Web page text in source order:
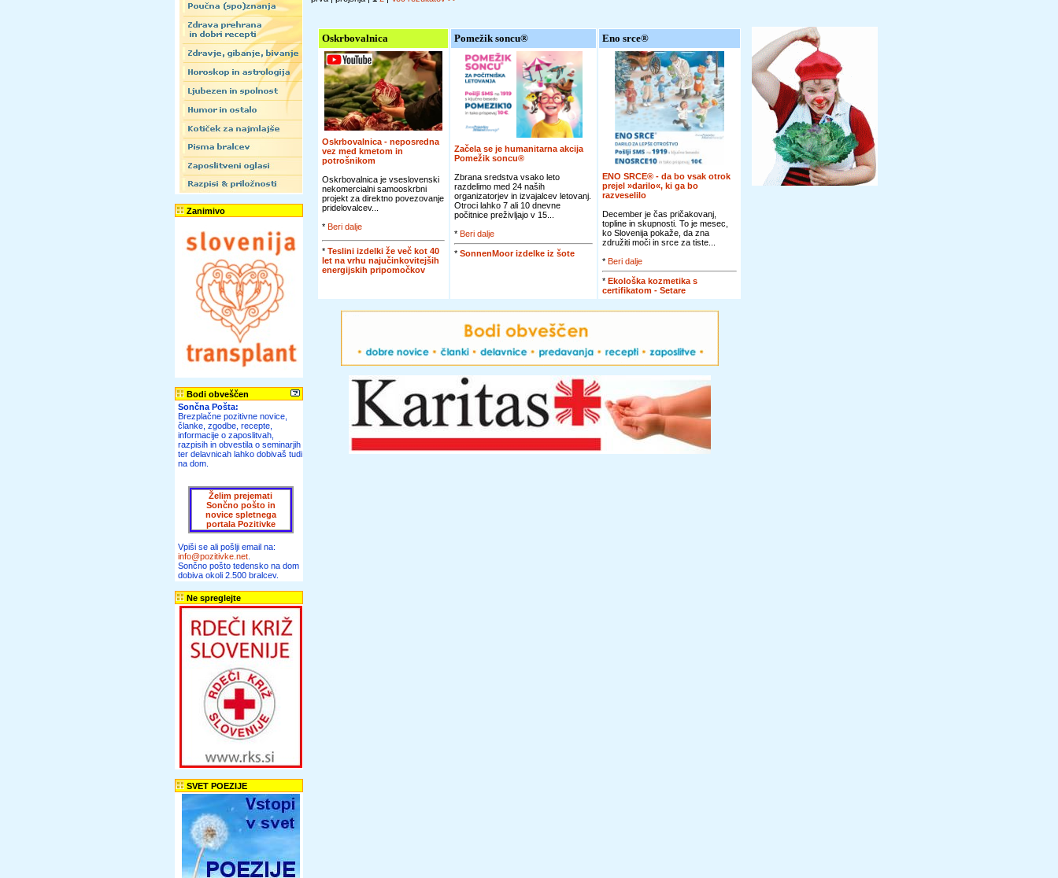
Zanimivo
Bodi obveščen
Sončna Pošta:
Brezplačne pozitivne novice,
članke, zgodbe, recepte,
informacije o zaposlitvah,
razpisih in obvestila o seminarjih
ter delavnicah lahko dobivaš tudi
na dom.
Želim prejemati
Sončno pošto in
novice spletnega
portala Pozitivke
Vpiši se ali pošlji email na:
info@pozitivke.net
Sončno pošto tedensko na dom
dobiva okoli 2.500 bralcev.
Ne spreglejte
SVET POEZIJE
Oskrbovalnica
Oskrbovalnica - neposredna
vez med kmetom in
potrošnikom
Oskrbovalnica je vseslovenski
nekomercialni samooskrbni
projekt za direktno povezovanje
pridelovalcev...
* Beri dalje
* Teslini izdelki že več kot 40
let na vrhu najučinkovitejših
energijskih pripomočkov
Pomežik soncu®
Začela se je humanitarna akcija
Pomežik soncu®
Zbrana sredstva vsako leto
razdelimo med 24 naših
organizatorjev in izvajalcev letovanj.
Otroci lahko 7 ali 10 dnevne
počitnice preživljajo v 15...
* Beri dalje
* SonnenMoor izdelke iz šote
Eno srce®
ENO SRCE® - da bo vsak otrok
prejel »darilo«, ki ga bo
razveselilo
December je čas pričakovanj,
topline in skupnosti. To je mesec,
ko Slovenija pokaže, da zna
združiti moči in srce za tiste...
* Beri dalje
* Ekološka kozmetika s
certifikatom - Setare